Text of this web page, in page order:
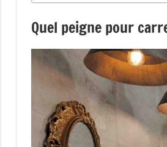
Quel peigne pour